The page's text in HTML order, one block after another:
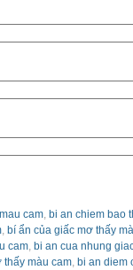
cam, bi an chiem bao
, bí ẩn của giấc mơ thấy
cam, bi an cua nhung
màu cam, bi an diem